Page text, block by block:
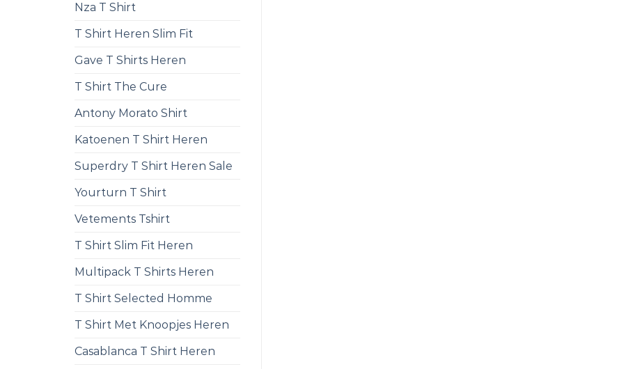
Nza T Shirt
T Shirt Heren Slim Fit
Gave T Shirts Heren
T Shirt The Cure
Antony Morato Shirt
Katoenen T Shirt Heren
Superdry T Shirt Heren Sale
Yourturn T Shirt
Vetements Tshirt
T Shirt Slim Fit Heren
Multipack T Shirts Heren
T Shirt Selected Homme
T Shirt Met Knoopjes Heren
Casablanca T Shirt Heren